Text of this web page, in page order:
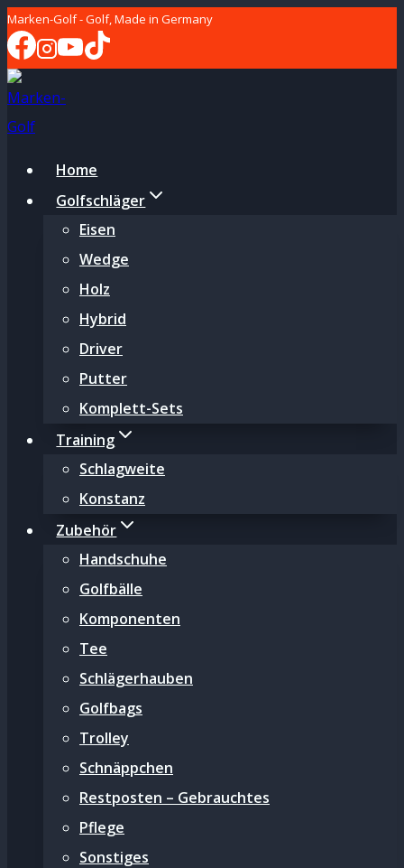
Zum
Inhalt
springen
Marken-Golf - Golf, Made in Germany
Home
Golfschläger
Eisen
Wedge
Holz
Hybrid
Driver
Putter
Komplett-Sets
Training
Schlagweite
Konstanz
Zubehör
Handschuhe
Golfbälle
Komponenten
Tee
Schlägerhauben
Golfbags
Trolley
Schnäppchen
Restposten – Gebrauchtes
Pflege
Sonstiges